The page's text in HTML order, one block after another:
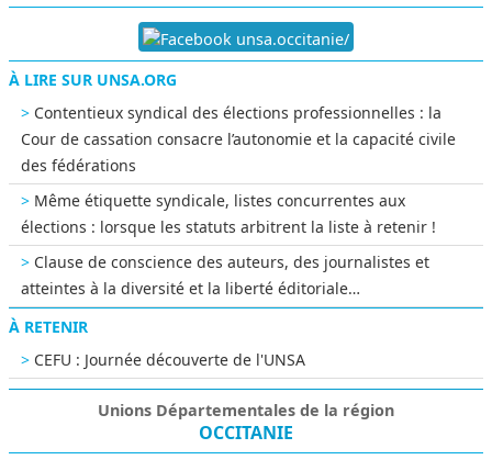
unsa.occitanie/
À LIRE SUR UNSA.ORG
Contentieux syndical des élections professionnelles : la
Cour de cassation consacre l’autonomie et la capacité civile
des fédérations
Même étiquette syndicale, listes concurrentes aux
élections : lorsque les statuts arbitrent la liste à retenir !
Clause de conscience des auteurs, des journalistes et
atteintes à la diversité et la liberté éditoriale…
À RETENIR
CEFU : Journée découverte de l'UNSA
Unions Départementales de la région
OCCITANIE